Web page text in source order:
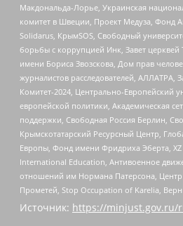
Макдональда-Лорье, Украинская
комитет в Швеции, Проект Медуза, Фонд
Solidarus, КрымSOS, Свободный
борьбы с коррупцией Инк, Завет
имени Бориса Звозскова, Дом прав
журналистов расследователей, АЛЛАТРА,
Комитет-2024, Центрально-Европейский
европейской политики, Академическая
поддержки, Свободная Россия Берлин,
Крымскотатарский Ресурсный Центр,
Европы, Фонд имени Фридриха Эберта,
International Education, Антивоенное
отношений им Нормана Патерсона,
Прометей, Stop Occupation of Karelia,
Источник: https://minjust.gov.ru/